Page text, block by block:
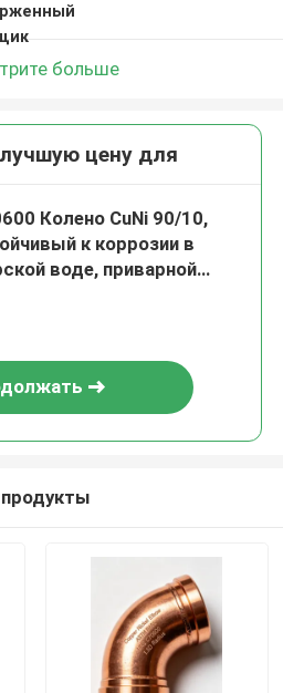
больше
цену для
Колено CuNi 90/10,
к коррозии в
воде, приварной